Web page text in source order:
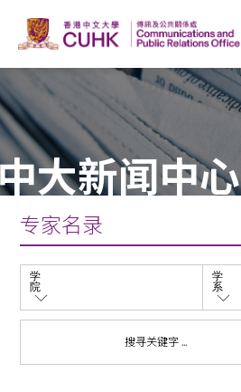
大新闻中心
专家名录
学
院
学
系